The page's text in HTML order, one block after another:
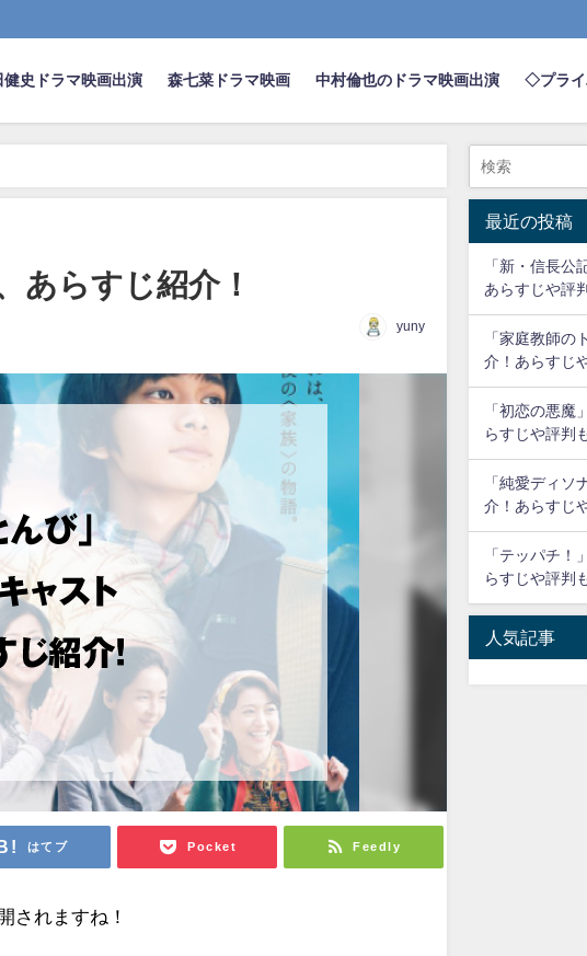
健史ドラマ映画出演 森七菜ドラマ映画 中村倫也のドラマ映画出演 ◇プラ
あらすじ紹介！
yuny
はてブ Pocket Feedly
されますね！
最近の投稿
「新・信長公
あらすじや評
「家庭教師の
介！あらすじ
「初恋の悪魔
らすじや評判
「純愛ディソ
介！あらすじ
「テッパチ！
らすじや評判
人気記事